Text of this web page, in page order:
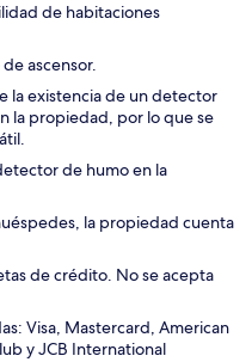
de habitaciones
ascensor.
la existencia de un detector
la propiedad, por lo que se
de humo en la
la propiedad cuenta
de crédito. No se acepta
Visa, Mastercard, American
y JCB International